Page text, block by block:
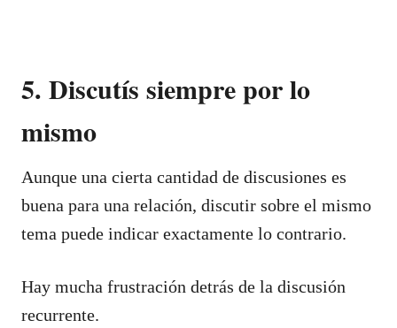
5. Discutís siempre por lo
mismo
Aunque una cierta cantidad de discusiones es
buena para una relación, discutir sobre el mismo
tema puede indicar exactamente lo contrario.
Hay mucha frustración detrás de la discusión
recurrente.